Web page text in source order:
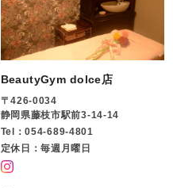
BeautyGym dolce店
〒426-0034
静岡県藤枝市駅前3-14-14
Tel：054-689-4801
定休日：毎週月曜日